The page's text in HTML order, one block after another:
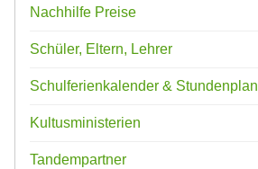
Nachhilfe Preise
Schüler, Eltern, Lehrer
Schulferienkalender & Stundenplan
Kultusministerien
Tandempartner